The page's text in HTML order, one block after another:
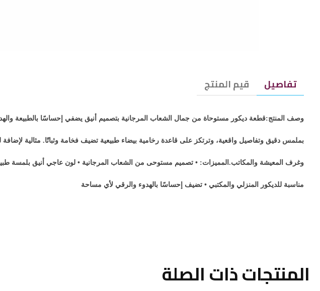
تفاصيل قيم المنتج
وصف المنتج:قطعة ديكور مستوحاة من جمال الشعاب المرجانية بتصميم أنيق يضفي إحساسًا بالطبيعة
بملمس دقيق وتفاصيل واقعية، وترتكز على قاعدة رخامية بيضاء طبيعية تضيف فخامة وثباتًا. مثالية
وغرف المعيشة والمكاتب.المميزات: • تصميم مستوحى من الشعاب المرجانية • لون عاجي أنيق بلمسة
مناسبة للديكور المنزلي والمكتبي • تضيف إحساسًا بالهدوء والرقي لأي مساحة
المنتجات ذات الصلة